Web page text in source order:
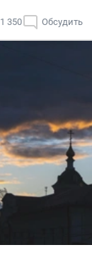
1 350 Обсудить